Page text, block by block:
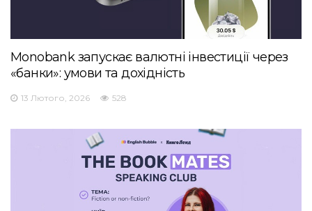
Monobank запускає валютні інвестиції через
«банки»: умови та дохідність
13 Лютого, 2026 528